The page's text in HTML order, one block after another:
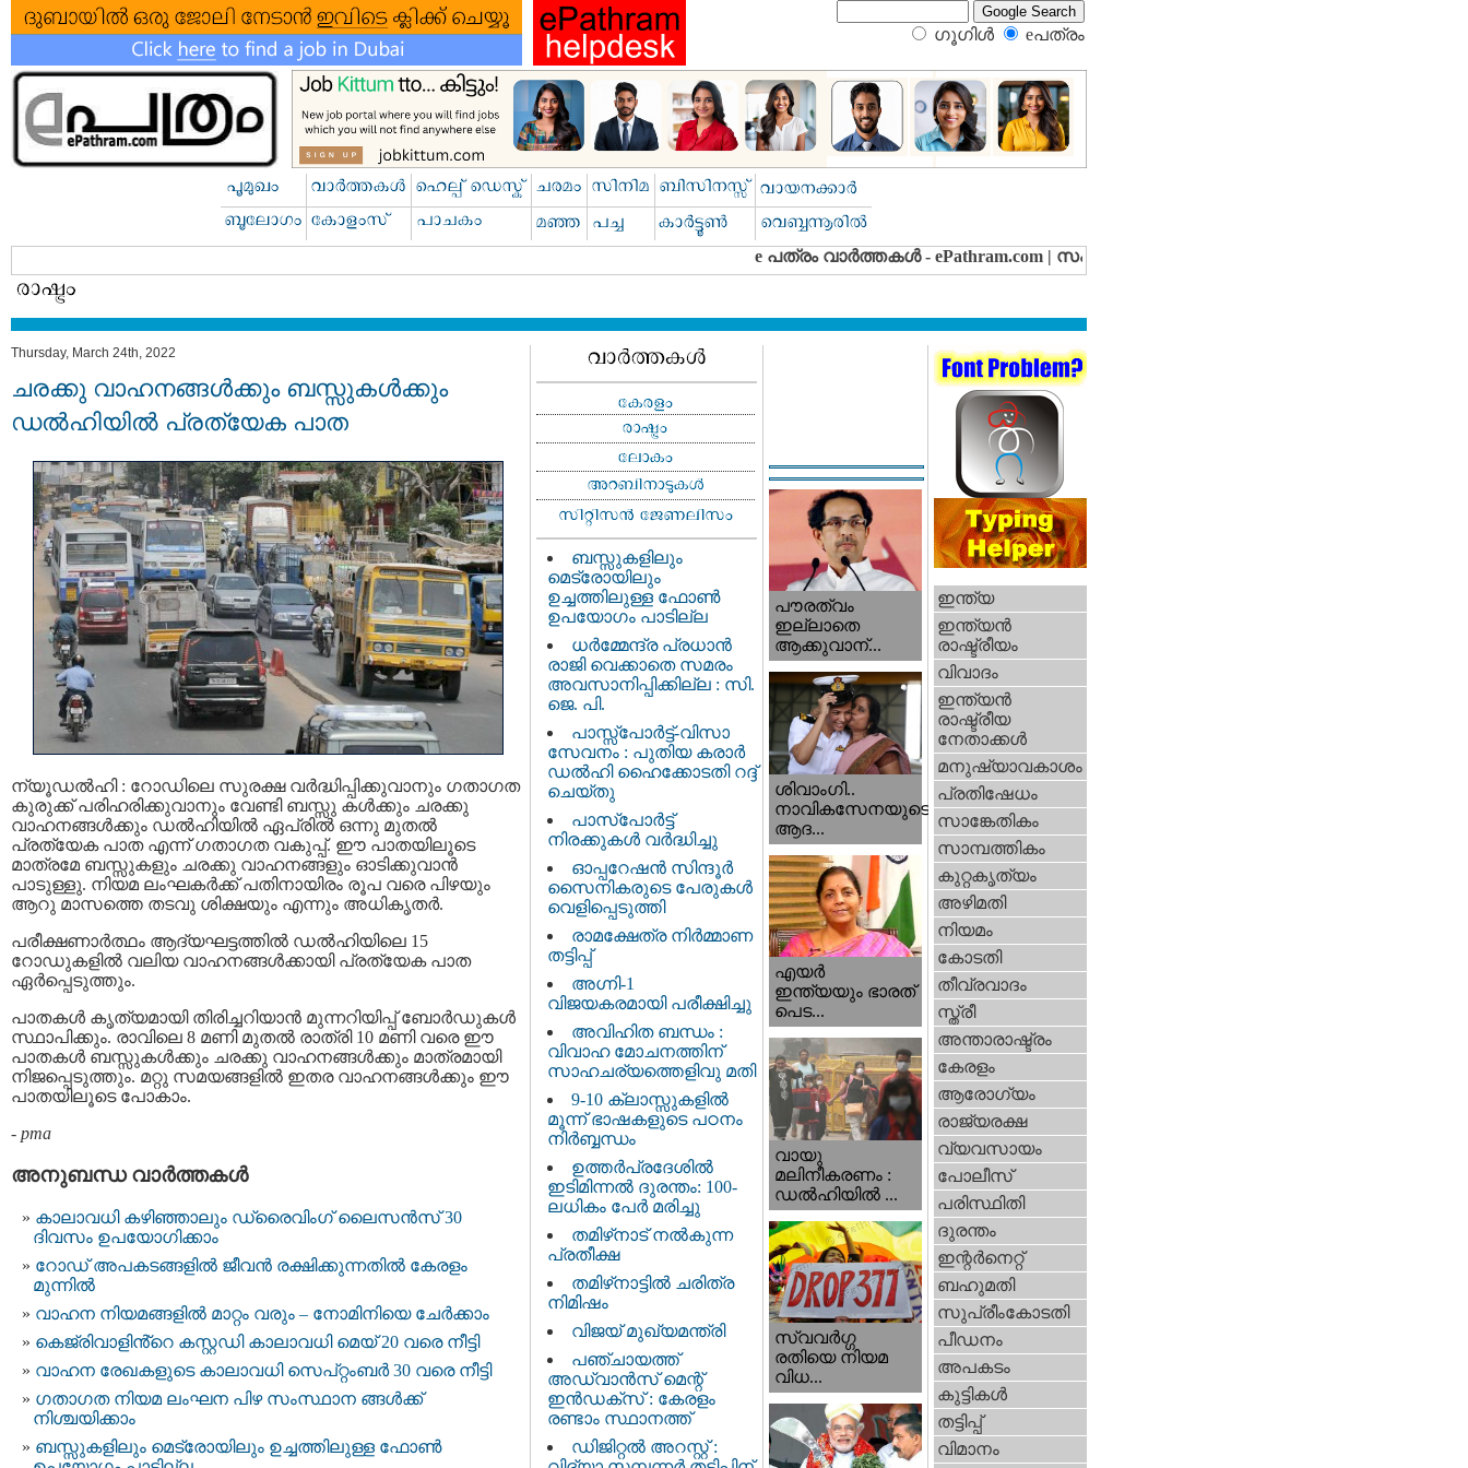
ഗൂഗിള്‍ eപത്രം‍
Thursday, March 24th, 2022
ചരക്കു വാഹനങ്ങള്‍ക്കും ബസ്സുകള്‍ക്കും
ഡല്‍ഹിയില്‍ പ്രത്യേക പാത
ന്യൂഡല്‍ഹി : റോഡിലെ സുരക്ഷ വര്‍ദ്ധിപ്പിക്കുവാനും ഗതാഗത
കുരുക്ക് പരിഹരിക്കുവാനും വേണ്ടി ബസ്സു കള്‍ക്കും ചരക്കു
വാഹനങ്ങള്‍ക്കും ഡല്‍ഹിയില്‍ ഏപ്രില്‍ ഒന്നു മുതല്‍
പ്രത്യേക പാത എന്ന് ഗതാഗത വകുപ്പ്. ഈ പാതയിലൂടെ
മാത്രമേ ബസ്സുകളും ചരക്കു വാഹനങ്ങളും ഓടിക്കുവാന്‍
പാടുള്ളു. നിയമ ലംഘകര്‍ക്ക് പതിനായിരം രൂപ വരെ പിഴയും
ആറു മാസത്തെ തടവു ശിക്ഷയും എന്നും അധികൃതര്‍.
പരീക്ഷണാര്‍ത്ഥം ആദ്യഘട്ടത്തില്‍ ഡല്‍ഹിയിലെ 15
റോഡുകളില്‍ വലിയ വാഹനങ്ങള്‍ക്കായി പ്രത്യേക പാത
ഏര്‍പ്പെടുത്തും.
പാതകള്‍ കൃത്യമായി തിരിച്ചറിയാന്‍ മുന്നറിയിപ്പ് ബോര്‍ഡുകള്‍
സ്ഥാപിക്കും. രാവിലെ 8 മണി മുതല്‍ രാത്രി 10 മണി വരെ ഈ
പാതകള്‍ ബസ്സുകള്‍ക്കും ചരക്കു വാഹനങ്ങള്‍ക്കും മാത്രമായി
നിജപ്പെടുത്തും. മറ്റു സമയങ്ങളില്‍ ഇതര വാഹനങ്ങള്‍ക്കും ഈ
പാതയിലൂടെ പോകാം.
- pma
അനുബന്ധ വാര്‍ത്തകള്‍
കാലാവധി കഴിഞ്ഞാലും ഡ്രൈവിംഗ് ലൈസൻസ് 30
ദിവസം ഉപയോഗിക്കാം
റോഡ് അപകടങ്ങളിൽ ജീവൻ രക്ഷിക്കുന്നതിൽ കേരളം
മുന്നിൽ
വാഹന നിയമങ്ങളിൽ മാറ്റം വരും – നോമിനിയെ ചേര്‍ക്കാം
കെജ്രിവാളിൻ്റെ കസ്റ്റഡി കാലാവധി മെയ് 20 വരെ നീട്ടി
വാഹന രേഖകളുടെ കാലാവധി സെപ്റ്റംബര്‍ 30 വരെ നീട്ടി
ഗതാഗത നിയമ ലംഘന പിഴ സംസ്ഥാന ങ്ങൾക്ക്
നിശ്ചയിക്കാം
ബസ്സുകളിലും മെട്രോയിലും ഉച്ചത്തിലുള്ള ഫോൺ
ബസ്സുകളിലും
മെട്രോയിലും
ഉച്ചത്തിലുള്ള ഫോൺ
ഉപയോഗം പാടില്ല
ധര്‍മ്മേന്ദ്ര പ്രധാൻ
രാജി വെക്കാതെ സമരം
അവസാനിപ്പിക്കില്ല : സി.
ജെ. പി.
പാസ്സ്പോർട്ട്-വിസാ
സേവനം : പുതിയ കരാർ
ഡൽഹി ഹൈക്കോടതി റദ്ദ്
ചെയ്തു
പാസ്‌പോർട്ട്
നിരക്കുകൾ വർദ്ധിച്ചു
ഓപ്പറേഷൻ സിന്ദൂർ
സൈനികരുടെ പേരുകൾ
വെളിപ്പെടുത്തി
രാമക്ഷേത്ര നിർമ്മാണ
തട്ടിപ്പ്
അഗ്നി-1
വിജയകരമായി പരീക്ഷിച്ചു
അവിഹിത ബന്ധം :
വിവാഹ മോചനത്തിന്
സാഹചര്യത്തെളിവു മതി
9-10 ക്ലാസ്സുകളിൽ
മൂന്ന് ഭാഷകളുടെ പഠനം
നിർബ്ബന്ധം
ഉത്തർപ്രദേശിൽ
ഇടിമിന്നൽ ദുരന്തം: 100-
ലധികം പേർ മരിച്ചു
തമിഴ്‌നാട് നൽകുന്ന
പ്രതീക്ഷ
തമിഴ്‌നാട്ടില്‍ ചരിത്ര
നിമിഷം
വിജയ് മുഖ്യമന്ത്രി
പഞ്ചായത്ത്
അഡ്വാൻസ് മെന്റ്
ഇൻഡക്സ് : കേരളം
രണ്ടാം സ്ഥാനത്ത്
ഡിജിറ്റൽ അറസ്റ്റ് :
പൗരത്വം
ഇല്ലാതെ
ആക്കുവാന്...
ശിവാംഗി..
നാവികസേനയുടെ
ആദ...
എയര്‍
ഇന്ത്യയും ഭാരത്
പെട...
വായു
മലിനീകരണം :
ഡൽഹിയിൽ ...
സ്വവര്‍ഗ്ഗ
രതിയെ നിയമ
വിധ...
ഇന്ത്യ
ഇന്ത്യന്‍
രാഷ്ട്രീയം
വിവാദം
ഇന്ത്യന്‍
രാഷ്ട്രീയ
നേതാക്കള്‍
മനുഷ്യാവകാശം
പ്രതിഷേധം
സാങ്കേതികം
സാമ്പത്തികം
കുറ്റകൃത്യം
അഴിമതി
നിയമം
കോടതി
തീവ്രവാദം
സ്ത്രീ
അന്താരാഷ്ട്രം
കേരളം
ആരോഗ്യം
രാജ്യരക്ഷ
വ്യവസായം
പോലീസ്‌
പരിസ്ഥിതി
ദുരന്തം
ഇന്റര്‍നെറ്റ്‌
ബഹുമതി
സുപ്രീംകോടതി
പീഡനം
അപകടം
കുട്ടികള്‍
തട്ടിപ്പ്‌
വിമാനം